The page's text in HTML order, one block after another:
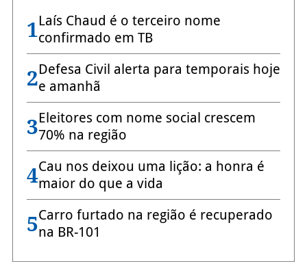
1Laís Chaud é o terceiro nome
confirmado em TB
2Defesa Civil alerta para temporais hoje
e amanhã
3Eleitores com nome social crescem
70% na região
4Cau nos deixou uma lição: a honra é
maior do que a vida
5Carro furtado na região é recuperado
na BR-101